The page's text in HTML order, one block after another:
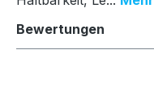
Bewertungen